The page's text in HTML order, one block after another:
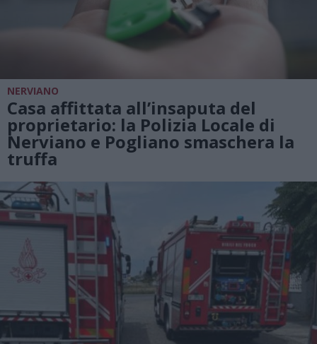
NERVIANO
Casa affittata all’insaputa del
proprietario: la Polizia Locale di
Nerviano e Pogliano smaschera la
truffa